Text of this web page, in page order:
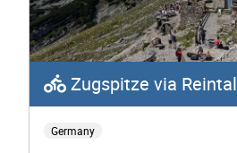
Zugspitze via Reintal
Germany